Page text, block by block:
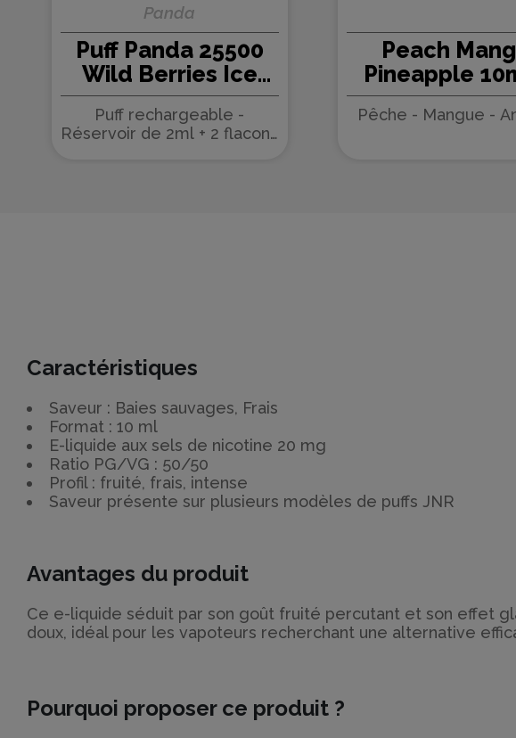
Panda
Puff Panda 25500
Wild Berries Ice
850mAh 22ml - JNR
Puff rechargeable -
Réservoir de 2ml + 2 flacons
Peach
Pineapple
JNR (10
Pêche - Mangue -
Caractéristiques
Saveur : Baies sauvages, Frais
Format : 10 ml
E-liquide aux sels de nicotine 20 mg
Ratio PG/VG : 50/50
Profil : fruité, frais, intense
Saveur présente sur plusieurs modèles de puffs JNR
Avantages du produit
Ce e-liquide séduit par son goût fruité percutant et son effet
doux, idéal pour les vapoteurs recherchant une alternative
Pourquoi proposer ce produit ?